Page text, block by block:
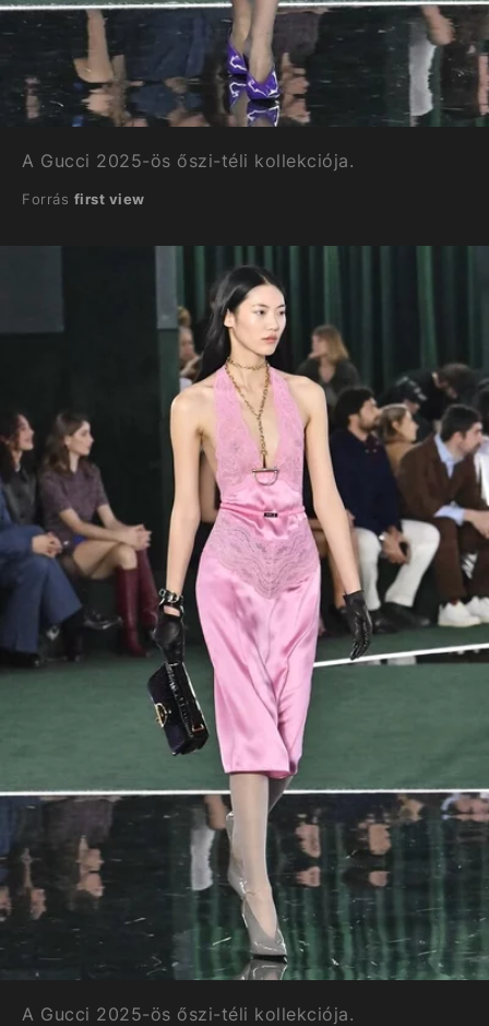
A Gucci 2025-ös őszi-téli kollekciója.
Forrás first view
A Gucci 2025-ös őszi-téli kollekciója.